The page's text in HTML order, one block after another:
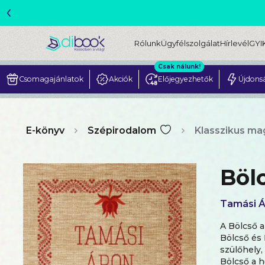
‹
RólunkÜgyfélszolgálatHírlevél
Csomagajánlatok Akciók Előjegyezhetők
Csak nálunk!
E-könyv Szépirodalom Klasszikus
Tamási
A Bölcső
Bölcső és
szülőhely,
Bölcső a